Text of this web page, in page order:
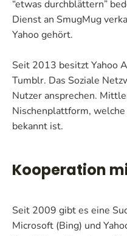
“etwas durchblättern”
Dienst an SmugMug
Yahoo gehört.
Seit 2013 besitzt Yahoo
Tumblr. Das Soziale
Nutzer ansprechen.
Nischenplattform,
bekannt ist.
Kooperation
Seit 2009 gibt es eine
Microsoft (Bing) und